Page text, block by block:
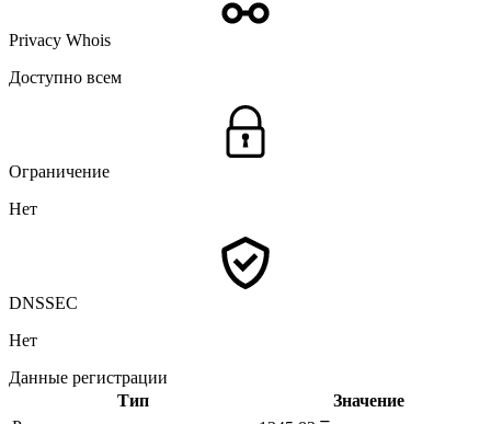
Privacy Whois
Доступно всем
Ограничение
Нет
DNSSEC
Нет
Данные регистрации
Тип
Значение